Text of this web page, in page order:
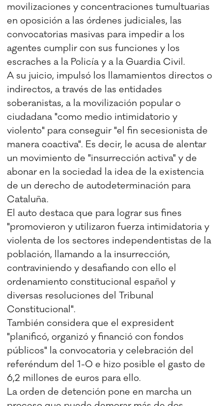
movilizaciones y concentraciones tumultuarias
en oposición a las órdenes judiciales, las
convocatorias masivas para impedir a los
agentes cumplir con sus funciones y los
escraches a la Policía y a la Guardia Civil.
A su juicio, impulsó los llamamientos directos o
indirectos, a través de las entidades
soberanistas, a la movilización popular o
ciudadana "como medio intimidatorio y
violento" para conseguir "el fin secesionista de
manera coactiva". Es decir, le acusa de alentar
un movimiento de "insurrección activa" y de
abonar en la sociedad la idea de la existencia
de un derecho de autodeterminación para
Cataluña.
El auto destaca que para lograr sus fines
"promovieron y utilizaron fuerza intimidatoria y
violenta de los sectores independentistas de la
población, llamando a la insurrección,
contraviniendo y desafiando con ello el
ordenamiento constitucional español y
diversas resoluciones del Tribunal
Constitucional".
También considera que el expresident
"planificó, organizó y financió con fondos
públicos" la convocatoria y celebración del
referéndum del 1-O e hizo posible el gasto de
6,2 millones de euros para ello.
La orden de detención pone en marcha un